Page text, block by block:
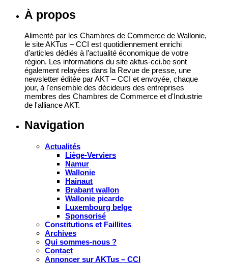
À propos
Alimenté par les Chambres de Commerce de Wallonie,
le site AKTus – CCI est quotidiennement enrichi
d’articles dédiés à l’actualité économique de votre
région. Les informations du site aktus-cci.be sont
également relayées dans la Revue de presse, une
newsletter éditée par AKT – CCI et envoyée, chaque
jour, à l'ensemble des décideurs des entreprises
membres des Chambres de Commerce et d'Industrie
de l'alliance AKT.
Navigation
Actualités
Liège-Verviers
Namur
Wallonie
Hainaut
Brabant wallon
Wallonie picarde
Luxembourg belge
Sponsorisé
Constitutions et Faillites
Archives
Qui sommes-nous ?
Contact
Annoncer sur AKTus – CCI